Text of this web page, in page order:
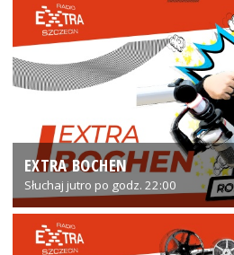
EXTRA BOCHEN
Słuchaj jutro po godz. 22:00